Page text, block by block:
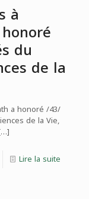
à
du
de la
a honoré /43/
de la Vie,
Lire la suite